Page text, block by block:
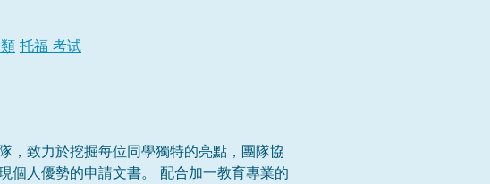
托福 考试
，致力於挖掘每位同學獨特的亮點，團隊協
個人優勢的申請文書。 配合加一教育專業的